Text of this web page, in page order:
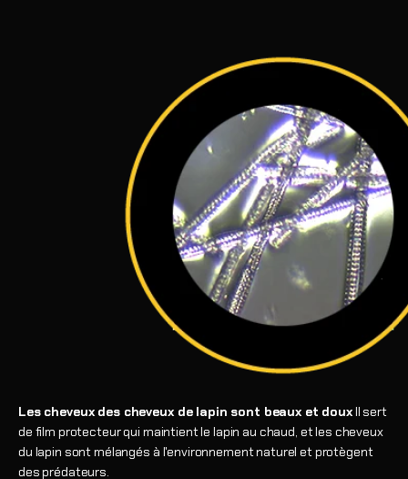
Les cheveux des cheveux de lapin sont beaux et douxIl sert
de film protecteur qui maintient le lapin au chaud, et les cheveux
du lapin sont mélangés à l'environnement naturel et protègent
des prédateurs.